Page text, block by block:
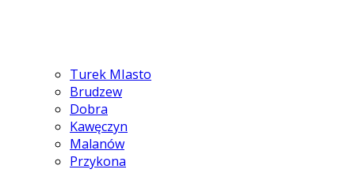
Turek MIasto
Brudzew
Dobra
Kawęczyn
Malanów
Przykona